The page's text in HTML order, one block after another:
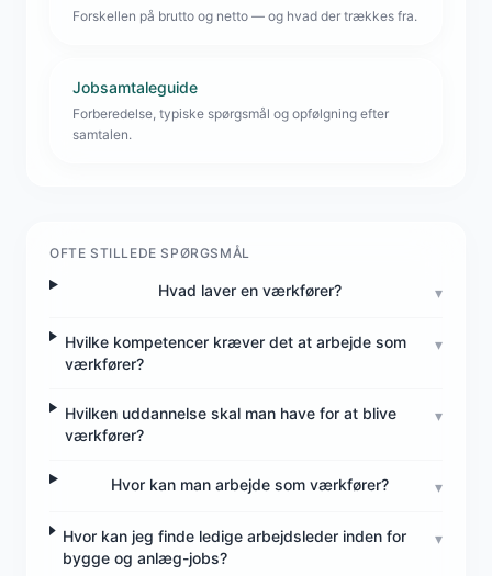
Forskellen på brutto og netto — og hvad der trækkes fra.
Jobsamtaleguide
Forberedelse, typiske spørgsmål og opfølgning efter
samtalen.
OFTE STILLEDE SPØRGSMÅL
Hvad laver en værkfører? ▾
Hvilke kompetencer kræver det at arbejde som
værkfører?
▾
Hvilken uddannelse skal man have for at blive
værkfører?
▾
Hvor kan man arbejde som værkfører? ▾
Hvor kan jeg finde ledige arbejdsleder inden for
bygge og anlæg-jobs?
▾